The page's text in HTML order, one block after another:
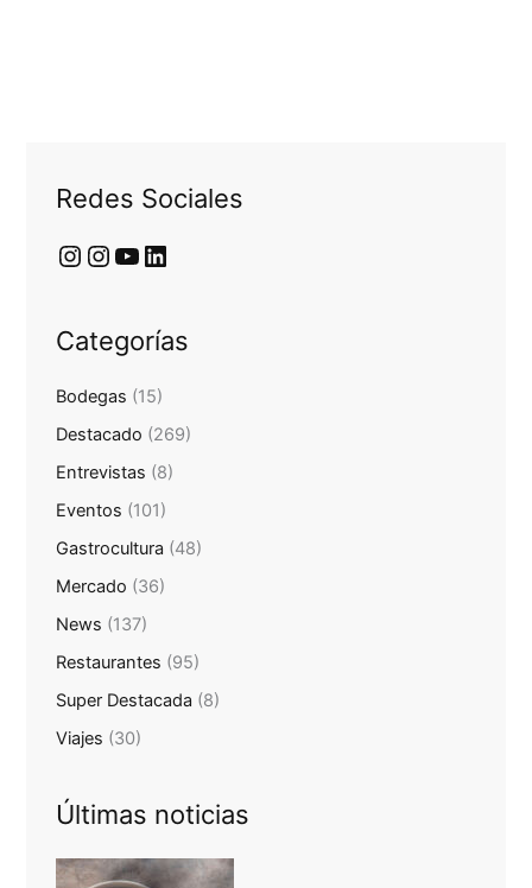
Redes Sociales
Categorías
Bodegas (15)
Destacado (269)
Entrevistas (8)
Eventos (101)
Gastrocultura (48)
Mercado (36)
News (137)
Restaurantes (95)
Super Destacada (8)
Viajes (30)
Últimas noticias